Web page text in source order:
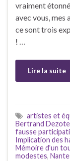
vraiment
avec vous, mes
ce sont trois
! …
Lire la suite
artistes et
Bertrand
fausse
Implication des
Mémoire d'un
modestes,